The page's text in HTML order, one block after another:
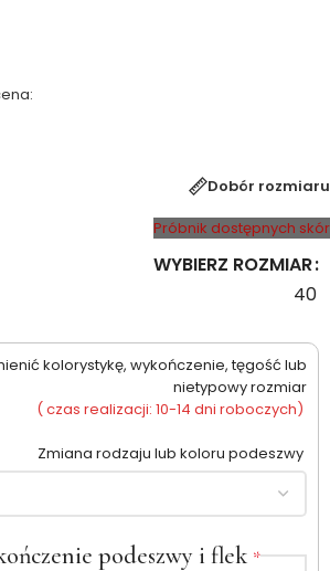
Dobór rozmiaru
Próbnik dostępnych skór
WYBIERZ ROZMIAR
40
kolorystykę, wykończenie, tęgość lub
nietypowy rozmiar
( czas realizacji: 10-14 dni roboczych)
Zmiana rodzaju lub koloru podeszwy
podeszwy i flek *